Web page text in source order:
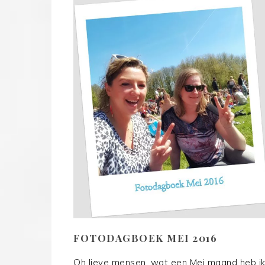
FOTODAGBOEK MEI 2016
Oh lieve mensen, wat een Mei maand heb ik